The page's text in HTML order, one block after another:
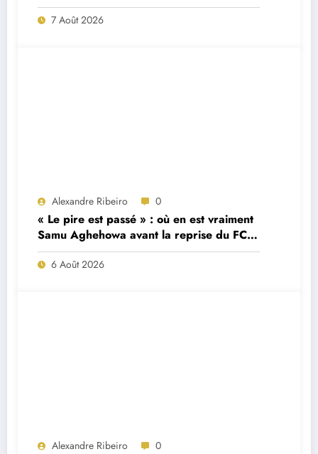
7 Août 2026
Alexandre Ribeiro 0
« Le pire est passé » : où en est vraiment
Samu Aghehowa avant la reprise du FC
Porto ?
6 Août 2026
Alexandre Ribeiro 0